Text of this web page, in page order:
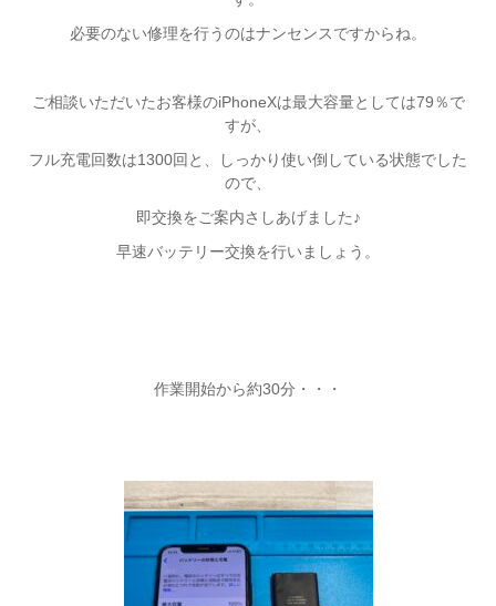
必要のない修理を行うのはナンセンスですからね。
ご相談いただいたお客様のiPhoneXは最大容量としては79％で
すが、
フル充電回数は1300回と、しっかり使い倒している状態でした
ので、
即交換をご案内さしあげました♪
早速バッテリー交換を行いましょう。
作業開始から約30分・・・